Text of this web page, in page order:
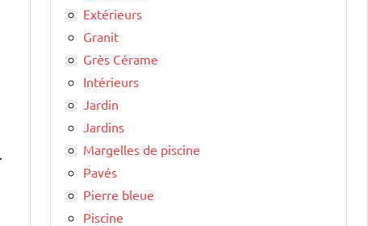
Extérieurs
Granit
Grès Cérame
Intérieurs
Jardin
Jardins
Margelles de piscine
Pavés
Pierre bleue
Piscine